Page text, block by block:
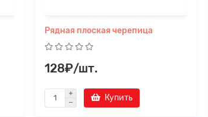
Рядная плоская черепица
128₽/шт.
Купить